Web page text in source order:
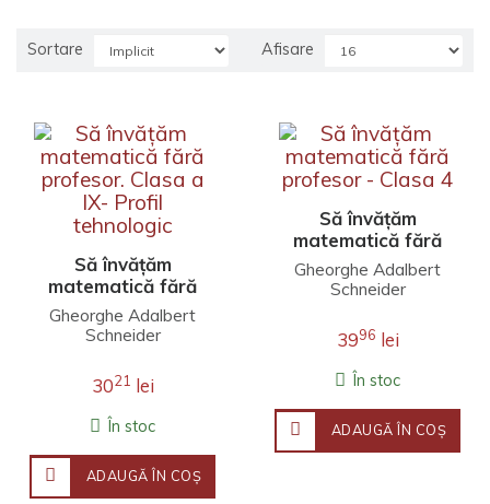
Sortare Afisare
Să învățăm
matematică fără
profesor. Clasa a
IX- Profil
Gheorghe Adalbert
Schneider
3021 lei
În stoc
ADAUGĂ ÎN COŞ
Să învățăm
matematică fără
profesor - Clasa 4
Gheorghe Adalbert
Schneider
3996 lei
În stoc
ADAUGĂ ÎN COŞ